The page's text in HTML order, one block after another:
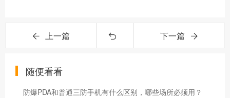
上一篇 下一篇
随便看看
防爆PDA和普通三防手机有什么区别，哪些场所必须用？